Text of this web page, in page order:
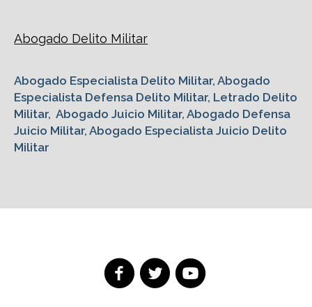
Abogado Delito Militar
Abogado Especialista Delito Militar, Abogado
Especialista Defensa Delito Militar, Letrado Delito
Militar, Abogado Juicio Militar, Abogado Defensa
Juicio Militar, Abogado Especialista Juicio Delito
Militar